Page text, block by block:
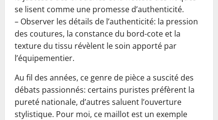
se lisent comme une promesse d’authenticité.
– Observer les détails de l’authenticité: la pression
des coutures, la constance du bord-cote et la
texture du tissu révèlent le soin apporté par
l’équipementier.
Au fil des années, ce genre de pièce a suscité des
débats passionnés: certains puristes préfèrent la
pureté nationale, d’autres saluent l’ouverture
stylistique. Pour moi, ce maillot est un exemple